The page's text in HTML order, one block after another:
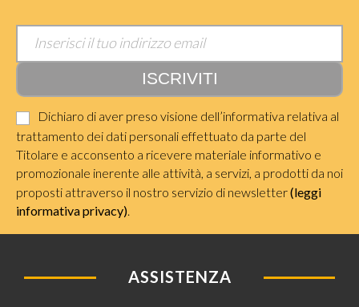
Dichiaro di aver preso visione dell’informativa relativa al
trattamento dei dati personali effettuato da parte del
Titolare e acconsento a ricevere materiale informativo e
promozionale inerente alle attività, a servizi, a prodotti da noi
proposti attraverso il nostro servizio di newsletter(leggi
informativa privacy).
ASSISTENZA